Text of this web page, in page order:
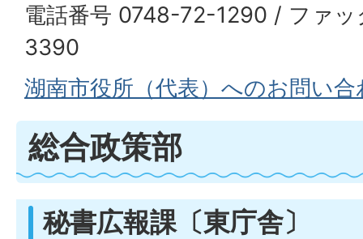
電話番号 0748-72-1290 / ファ
3390
湖南市役所（代表）へのお問い合
総合政策部
秘書広報課〔東庁舎〕